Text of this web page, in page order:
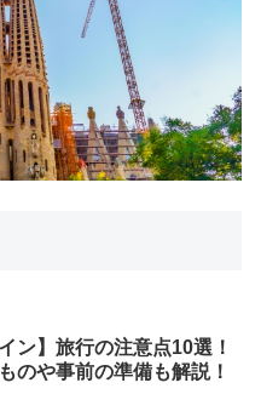
イン】旅行の注意点10選！
のや事前の準備も解説！